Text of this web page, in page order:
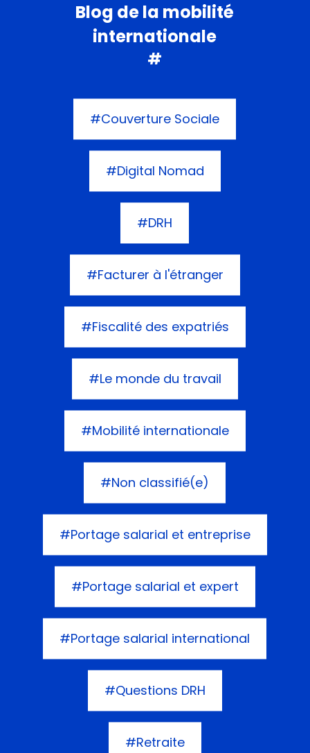
Blog de la mobilité
internationale
#
#Couverture Sociale
#Digital Nomad
#DRH
#Facturer à l'étranger
#Fiscalité des expatriés
#Le monde du travail
#Mobilité internationale
#Non classifié(e)
#Portage salarial et entreprise
#Portage salarial et expert
#Portage salarial international
#Questions DRH
#Retraite